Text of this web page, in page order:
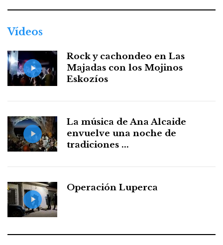
Vídeos
Rock y cachondeo en Las
Majadas con los Mojinos
Eskozíos
La música de Ana Alcaide
envuelve una noche de
tradiciones ...
Operación Luperca